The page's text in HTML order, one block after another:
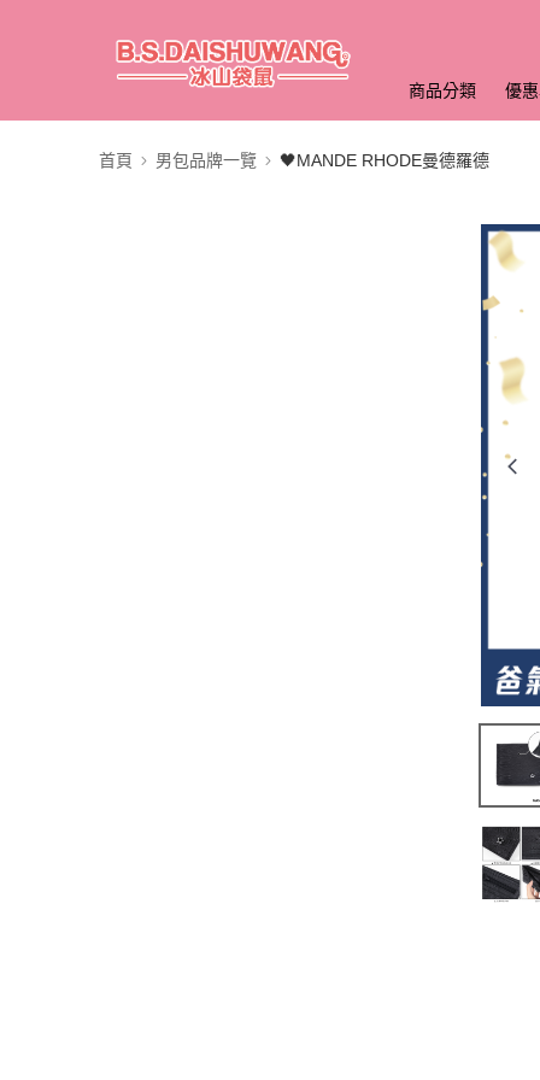
商品分類 優
首頁 男包品牌一覽 🖤MANDE RHODE曼德羅德